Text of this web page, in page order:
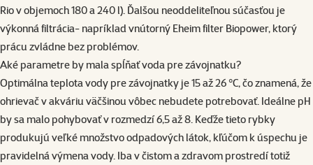
Rio v objemoch 180 a 240 l). Ďalšou neoddeliteľnou súčasťou je
výkonná filtrácia- napríklad vnútorný Eheim filter Biopower, ktorý
prácu zvládne bez problémov.
Aké parametre by mala spĺňať voda pre závojnatku?
Optimálna teplota vody pre závojnatky je 15 až 26 °C, čo znamená, že
ohrievač v akváriu väčšinou vôbec nebudete potrebovať. Ideálne pH
by sa malo pohybovať v rozmedzí 6,5 až 8. Keďže tieto rybky
produkujú veľké množstvo odpadových látok, kľúčom k úspechu je
pravidelná výmena vody. Iba v čistom a zdravom prostredí totiž